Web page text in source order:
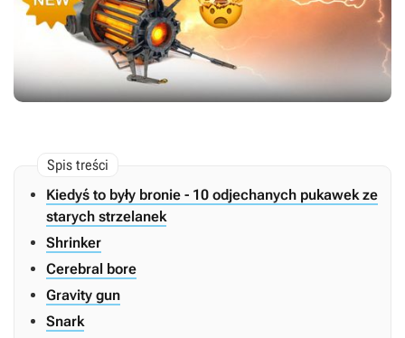
Kiedyś to były bronie - 10 odjechanych pukawek ze
starych strzelanek
Shrinker
Cerebral bore
Gravity gun
Snark